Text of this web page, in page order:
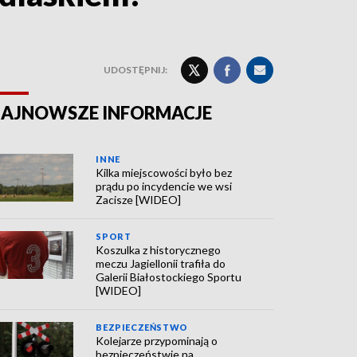
UDOSTĘPNIJ:
INFORMACJE
INNE
Kilka miejscowości było bez
prądu po incydencie we wsi
Zacisze [WIDEO]
SPORT
Koszulka z historycznego
meczu Jagiellonii trafiła do
Galerii Białostockiego Sportu
[WIDEO]
BEZPIECZEŃSTWO
Kolejarze przypominają o
bezpieczeństwie na